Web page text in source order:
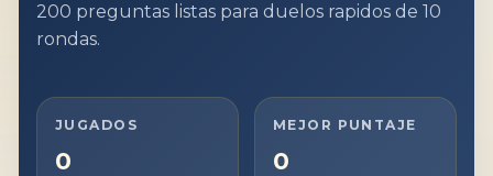
200 preguntas listas para duelos rapidos de 10
rondas.
JUGADOS
0
MEJOR PUNTAJE
0